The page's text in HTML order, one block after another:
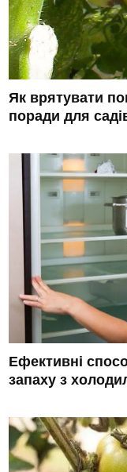
Як врятувати
поради для
Ефективні
запаху з